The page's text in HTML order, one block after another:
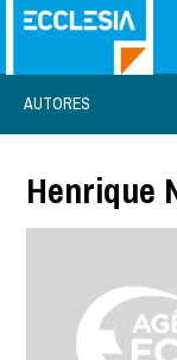
AUTORES
Henrique